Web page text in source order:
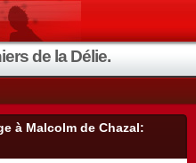
de la Délie.
à Malcolm de Chazal: